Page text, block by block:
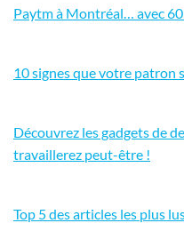
Paytm à Montréal… avec
10 signes que votre patron
Découvrez les gadgets de
travaillerez peut-être !
Top 5 des articles les plus